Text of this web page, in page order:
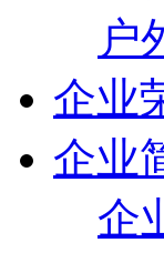
户
企业
企业
企